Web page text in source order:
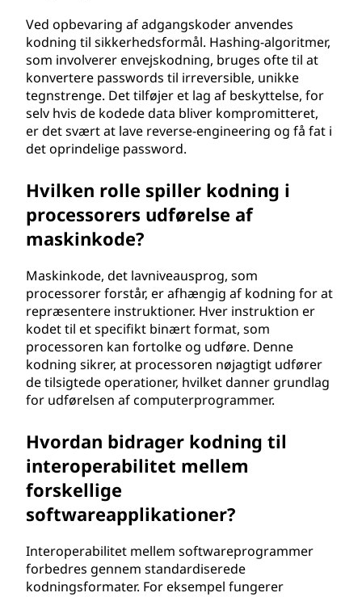
Ved opbevaring af adgangskoder anvendes
kodning til sikkerhedsformål. Hashing-algoritmer,
som involverer envejskodning, bruges ofte til at
konvertere passwords til irreversible, unikke
tegnstrenge. Det tilføjer et lag af beskyttelse, for
selv hvis de kodede data bliver kompromitteret,
er det svært at lave reverse-engineering og få fat i
det oprindelige password.
Hvilken rolle spiller kodning i
processorers udførelse af
maskinkode?
Maskinkode, det lavniveausprog, som
processorer forstår, er afhængig af kodning for at
repræsentere instruktioner. Hver instruktion er
kodet til et specifikt binært format, som
processoren kan fortolke og udføre. Denne
kodning sikrer, at processoren nøjagtigt udfører
de tilsigtede operationer, hvilket danner grundlag
for udførelsen af computerprogrammer.
Hvordan bidrager kodning til
interoperabilitet mellem
forskellige
softwareapplikationer?
Interoperabilitet mellem softwareprogrammer
forbedres gennem standardiserede
kodningsformater. For eksempel fungerer